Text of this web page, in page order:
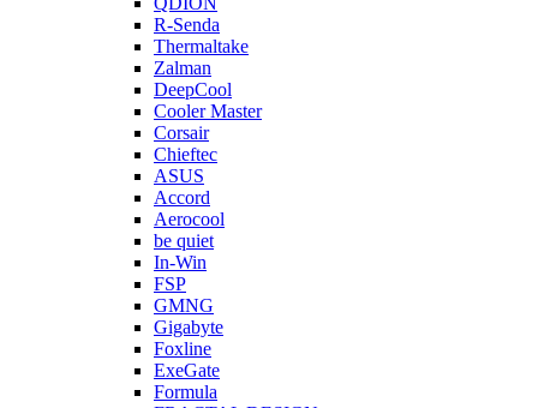
R-Senda
Thermaltake
Zalman
DeepCool
Cooler Master
Corsair
Chieftec
ASUS
Accord
Aerocool
be quiet
In-Win
FSP
GMNG
Gigabyte
Foxline
ExeGate
Formula